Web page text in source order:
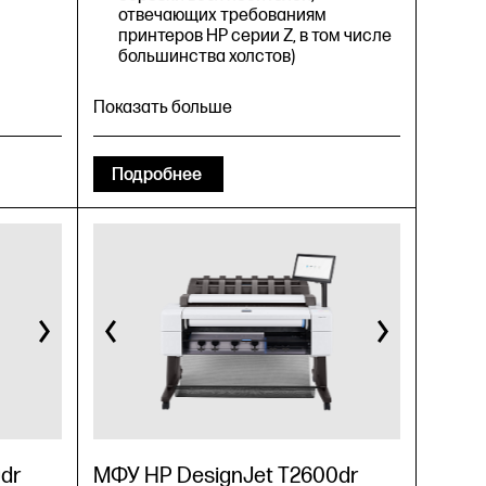
Вт (в
6,5
HP
отвечающих требованиям
принтеров HP серии Z, в том числе
большинства холстов)
Скорость печати: Быстрый
экономичный режим: 80,5 м²/ч на
обычных носителях; Обычный
режим: 24,9 м²/ч на носителях с
9,7 м²/ч на глянцевыхносителях 3
Качество цветной печати (режим
Показать больше
Подробнее
МФУ HP DesignJet T2600dr